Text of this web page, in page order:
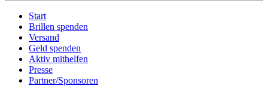
Start
Brillen spenden
Versand
Geld spenden
Aktiv mithelfen
Presse
Partner/Sponsoren